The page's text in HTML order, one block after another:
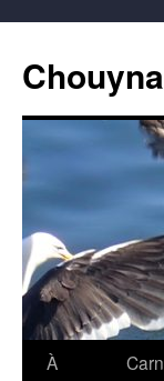
contenu
À